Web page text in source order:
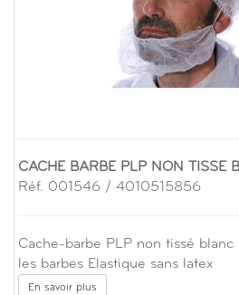
CACHE BARBE PLP NON TISSE
Réf. 001546 / 4010515856
Cache-barbe PLP non tissé
les barbes Elastique sans latex
En savoir plus